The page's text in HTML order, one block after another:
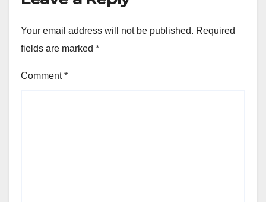
Your email address will not be published. Required
fields are marked *
Comment*